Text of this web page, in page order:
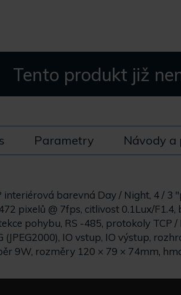
Tento produkt již
Parametry Návody
interiérová barevná Day / Night, 4 / 3
pixelů @ 7fps, citlivost 0.1Lux/F1.4,
pohybu, RS -485, protokoly TCP /
(JPEG2000), IO vstup, IO výstup,
9W, rozměry 120 × 79 × 74mm,